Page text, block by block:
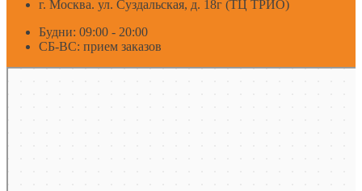
г. Москва. ул. Суздальская, д. 18г (ТЦ ТРИО)
Будни: 09:00 - 20:00
СБ-ВС: прием заказов